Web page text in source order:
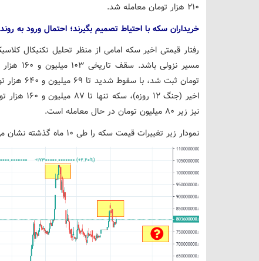
۲۱۰ هزار تومان معامله شد.
خریداران سکه با احتیاط تصمیم بگیرند؛ احتمال ورود به
رفتار قیمتی اخیر سکه امامی از منظر تحلیل تکنیکال
تومان
اخیر (جنگ
نیز زیر ۸۰ میلیون تومان در حال معامله است.
نمودار زیر تغییرات قیمت سکه را طی ۱۰ ماه گذشته نشان می‌دهد.